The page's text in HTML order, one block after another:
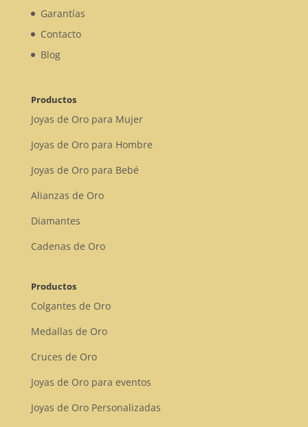
Garantías
Contacto
Blog
Productos
Joyas de Oro para Mujer
Joyas de Oro para Hombre
Joyas de Oro para Bebé
Alianzas de Oro
Diamantes
Cadenas de Oro
Productos
Colgantes de Oro
Medallas de Oro
Cruces de Oro
Joyas de Oro para eventos
Joyas de Oro Personalizadas